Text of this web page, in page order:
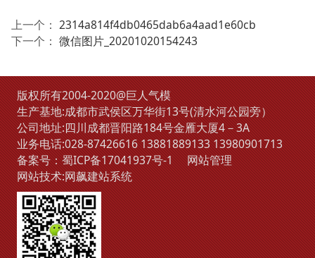
上一个： 2314a814f4db0465dab6a4aad1e60cb
下一个： 微信图片_20201020154243
版权所有2004-2020@巨人气模
生产基地:成都市武侯区万华街13号(清水河公园旁）
公司地址:四川成都晋阳路184号金雁大厦4－3A
业务电话:028-874266161388188913313980901713
备案号：蜀ICP备17041937号-1
网站管理
网站技术:网飙建站系统